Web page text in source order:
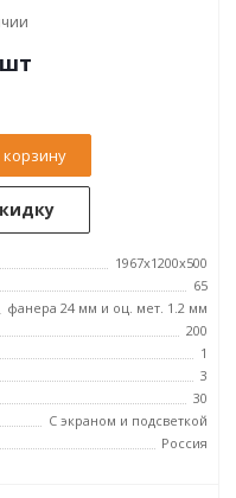
корзину
1967x1200x500
65
фанера 24 мм и оц. мет. 1.2 мм
200
1
3
30
С экраном и подсветкой
Россия